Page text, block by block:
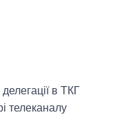
делегації в ТКГ
телеканалу